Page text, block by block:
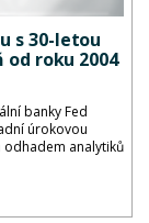
s 30-letou
roku 2004
banky Fed
úrokovou
odhadem analytiků